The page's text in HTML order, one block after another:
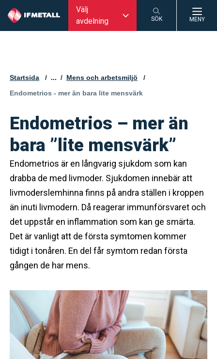
Välj
avdelning
SÖK MENY
Startsida ...
Mens och arbetsmiljö
Aktuell sida:
Endometrios - mer än bara lite mensvärk
Endometrios – mer än
bara ”lite mensvärk”
Endometrios är en långvarig sjukdom som kan
drabba de med livmoder. Sjukdomen innebär att
livmoderslemhinna finns på andra ställen i kroppen
än inuti livmodern. Då reagerar immunförsvaret och
det uppstår en inflammation som kan ge smärta.
Det är vanligt att de första symtomen kommer
tidigt i tonåren. En del får symtom redan första
gången de har mens.